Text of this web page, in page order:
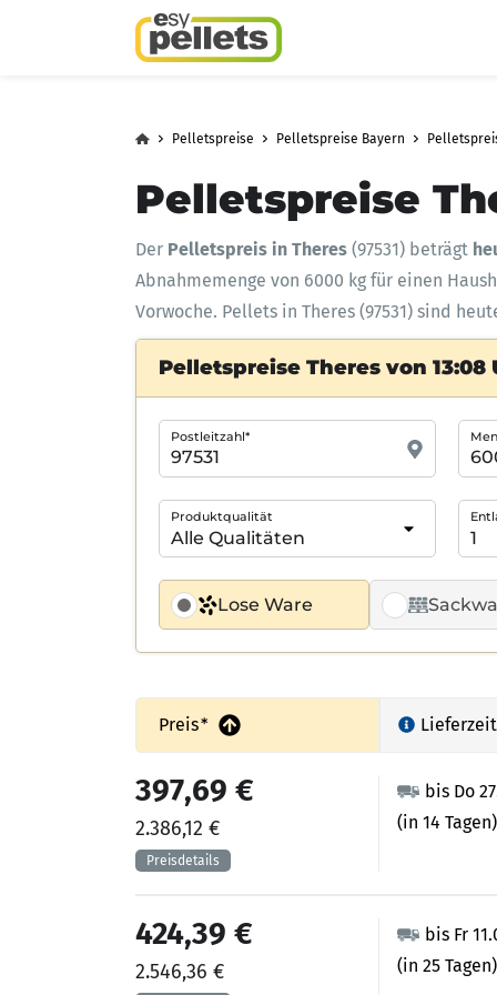
Pelletspreise Pelletspreise Bayern
Pelletspreise
Der Pelletspreis in Theres (97531) beträgt
Abnahmemenge von 6000 kg für einen
Vorwoche. Pellets in Theres (97531) sind
Pelletspreise Theres von 13:08
Lose Ware
Postleitzahl*
Produktqualität
Preis* Lieferzeit
bis Do
(in 14 Tagen)
397,69 €
2.386,12 €
bis Fr
(in 25 Tagen)
424,39 €
2.546,36 €